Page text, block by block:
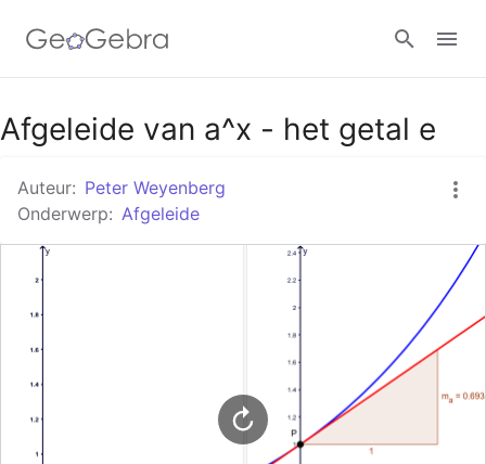
Google Classroom
GeoGebra Klaslokaal
Afgeleide van a^x - het getal e
Auteur: Peter Weyenberg
Onderwerp: Afgeleide